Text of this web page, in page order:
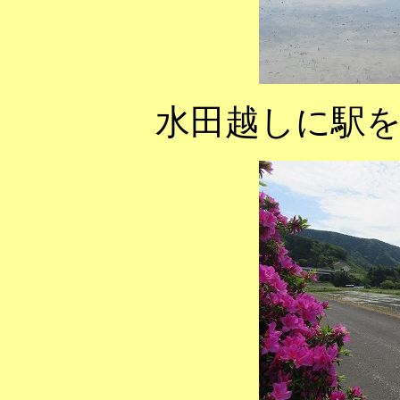
水田越しに駅